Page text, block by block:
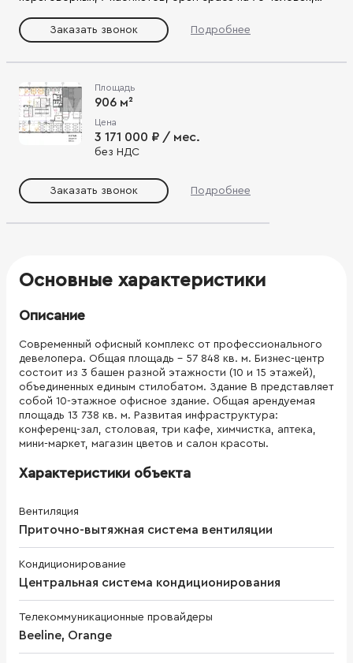
Удобная транспортная доступность с улиц Бутырская и
Шереметьевская, до ТТК 9 минут.
Заказать звонок Подробнее
Площадь
906 м²
Цена
3 171 000 ₽ / мес.
без НДС
Заказать звонок Подробнее
Основные характеристики
Описание
Современный офисный комплекс от профессионального
девелопера. Общая площадь - 57 848 кв. м. Бизнес-центр
состоит из 3 башен разной этажности (10 и 15 этажей),
объединенных единым стилобатом. Здание B представляет
собой 10-этажное офисное здание. Общая арендуемая
площадь 13 738 кв. м. Развитая инфраструктура:
конференц-зал, столовая, три кафе, химчистка, аптека,
мини-маркет, магазин цветов и салон красоты.
Характеристики объекта
Вентиляция
Приточно-вытяжная система вентиляции
Кондиционирование
Центральная система кондиционирования
Телекоммуникационные провайдеры
Beeline, Orange